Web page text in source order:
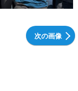
次の画像